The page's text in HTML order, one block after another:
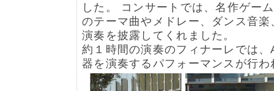
した。 コンサートでは、名作ゲー
のテーマ曲やメドレー、ダンス⾳
演奏を披露してくれました。
約１時間の演奏のフィナーレでは
器を演奏するパフォーマンスが⾏わ